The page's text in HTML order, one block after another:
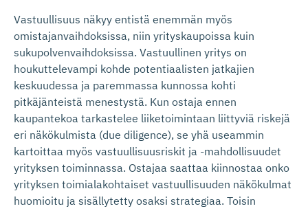
Vastuullisuus näkyy entistä enemmän myös
omistajanvaihdoksissa, niin yrityskaupoissa kuin
sukupolvenvaihdoksissa. Vastuullinen yritys on
houkuttelevampi kohde potentiaalisten jatkajien
keskuudessa ja paremmassa kunnossa kohti
pitkäjänteistä menestystä. Kun ostaja ennen
kaupantekoa tarkastelee liiketoimintaan liittyviä riskejä
eri näkökulmista (due diligence), se yhä useammin
kartoittaa myös vastuullisuusriskit ja -mahdollisuudet
yrityksen toiminnassa. Ostajaa saattaa kiinnostaa onko
yrityksen toimialakohtaiset vastuullisuuden näkökulmat
huomioitu ja sisällytetty osaksi strategiaa. Toisin